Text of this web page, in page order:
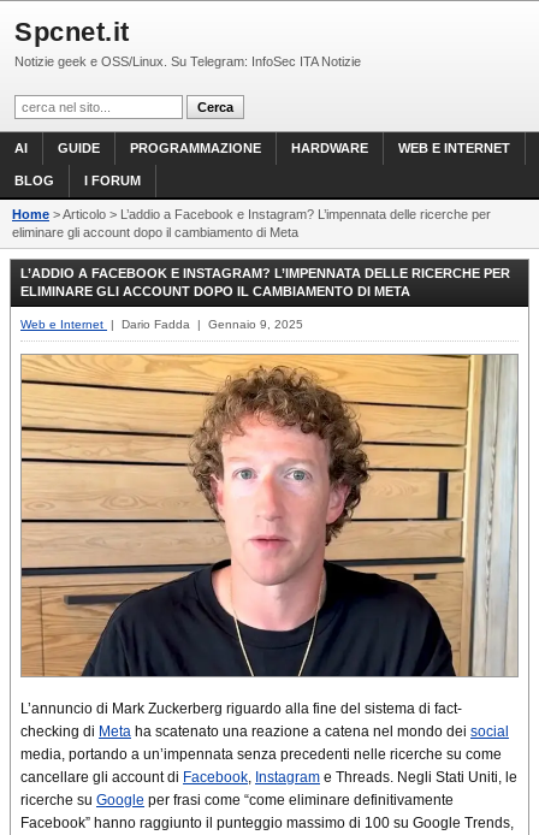
Spcnet.it
Notizie geek e OSS/Linux. Su Telegram: InfoSec ITA Notizie
AI GUIDE PROGRAMMAZIONE HARDWARE WEB E INTERNET
BLOG I FORUM
Home > Articolo > L’addio a Facebook e Instagram? L’impennata delle ricerche per
eliminare gli account dopo il cambiamento di Meta
L’ADDIO A FACEBOOK E INSTAGRAM? L’IMPENNATA DELLE RICERCHE PER
ELIMINARE GLI ACCOUNT DOPO IL CAMBIAMENTO DI META
Web e Internet | Dario Fadda | Gennaio 9, 2025
L’annuncio di Mark Zuckerberg riguardo alla fine del sistema di fact-
checking di Meta ha scatenato una reazione a catena nel mondo dei social
media, portando a un’impennata senza precedenti nelle ricerche su come
cancellare gli account di Facebook, Instagram e Threads. Negli Stati Uniti, le
ricerche su Google per frasi come “come eliminare definitivamente
Facebook” hanno raggiunto il punteggio massimo di 100 su Google Trends,